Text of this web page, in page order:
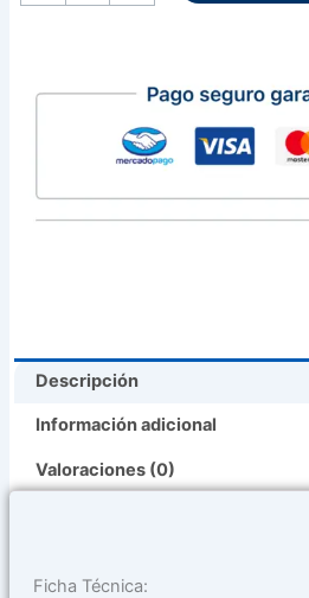
12
Amps
004
Descripción
Información adicional
Valoraciones (0)
Ficha Técnica: